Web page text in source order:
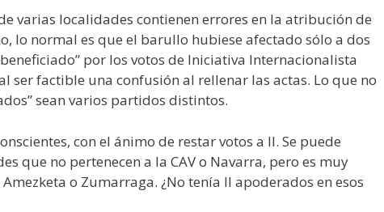
varias localidades contienen errores en la atribución de
lo normal es que el barullo hubiese afectado sólo a dos
por los votos de Iniciativa Internacionalista
ser factible una confusión al rellenar las actas. Lo que no
sean varios partidos distintos.
con el ánimo de restar votos a II. Se puede
que no pertenecen a la CAV o Navarra, pero es muy
o Zumarraga. ¿No tenía II apoderados en esos